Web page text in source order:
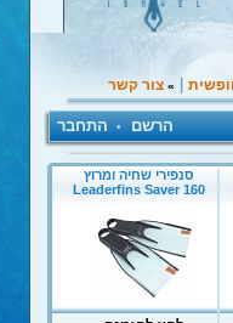
|
» צור קשר
הרשם • התחבר